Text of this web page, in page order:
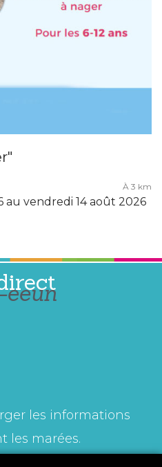
À 3 km
au vendredi 14 août 2026
les informations
les marées.